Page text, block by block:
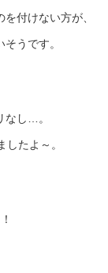
付けない方が、
うです。
なし…。
たよ～。